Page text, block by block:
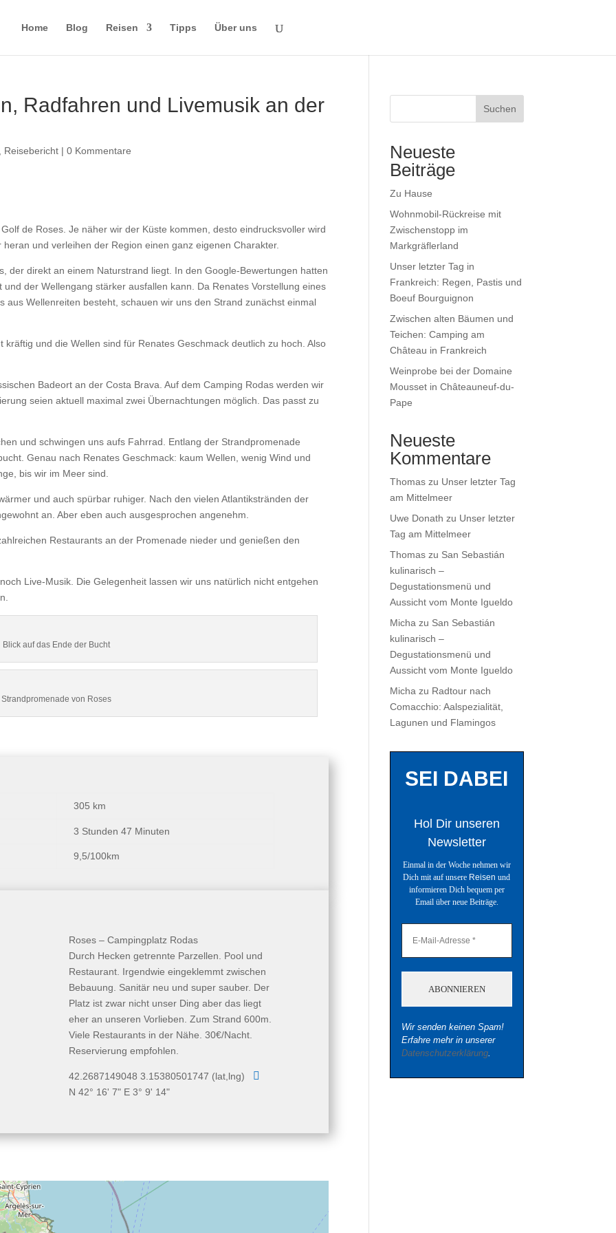
Home Blog Reisen Tipps Über uns
Radfahren und Livemusik an der
Reisebericht |0 Kommentare
Golf de Roses. Je näher wir der Küste kommen, desto eindrucksvoller wird
und verleihen der Region einen ganz eigenen Charakter.
, der direkt an einem Naturstrand liegt. In den Google-Bewertungen hatten
der Wellengang stärker ausfallen kann. Da Renates Vorstellung eines
aus Wellenreiten besteht, schauen wir uns den Strand zunächst einmal
und die Wellen sind für Renates Geschmack deutlich zu hoch. Also
Badeort an der Costa Brava. Auf demCamping Rodas werden wir
seien aktuell maximal zwei Übernachtungen möglich. Das passt zu
und schwingen uns aufs Fahrrad. Entlang der Strandpromenade
Genau nach Renates Geschmack: kaum Wellen, wenig Wind und
bis wir im Meer sind.
und auch spürbar ruhiger. Nach den vielen Atlantikstränden der
an. Aber eben auch ausgesprochen angenehm.
Restaurants an der Promenade nieder und genießen den
Live-Musik. Die Gelegenheit lassen wir uns natürlich nicht entgehen
Blick auf das Ende der Bucht
Strandpromenade von Roses
305 km
3 Stunden 47 Minuten
9,5/100km
Roses – Campingplatz Rodas
Durch Hecken getrennte Parzellen. Pool und
Restaurant. Irgendwie eingeklemmt zwischen
Bebauung. Sanitär neu und super sauber. Der
Platz ist zwar nicht unser Ding aber das liegt
eher an unseren Vorlieben. Zum Strand 600m.
Viele Restaurants in der Nähe. 30€/Nacht.
Reservierung empfohlen.
42.2687149048 3.15380501747 (lat,lng) 
N 42° 16' 7" E 3° 9' 14"
Suchen
Neueste
Beiträge
Zu Hause
Wohnmobil-Rückreise mit
Zwischenstopp im
Markgräflerland
Unser letzter Tag in
Frankreich: Regen, Pastis und
Boeuf Bourguignon
Zwischen alten Bäumen und
Teichen: Camping am
Château in Frankreich
Weinprobe bei der Domaine
Mousset in Châteauneuf-du-
Pape
Neueste
Kommentare
Thomas zu Unser letzter Tag
am Mittelmeer
Uwe Donath zu Unser letzter
Tag am Mittelmeer
Thomas zu San Sebastián
kulinarisch –
Degustationsmenü und
Aussicht vom Monte Igueldo
Micha zu San Sebastián
kulinarisch –
Degustationsmenü und
Aussicht vom Monte Igueldo
Micha zu Radtour nach
Comacchio: Aalspezialität,
Lagunen und Flamingos
SEI DABEI
Hol Dir unseren
Newsletter
Einmal in der Woche nehmen wir
Dich mit auf unsere Reisen und
informieren Dich bequem per
Email über neue Beiträge.
Wir senden keinen Spam!
Erfahre mehr in unserer
Datenschutzerklärung.